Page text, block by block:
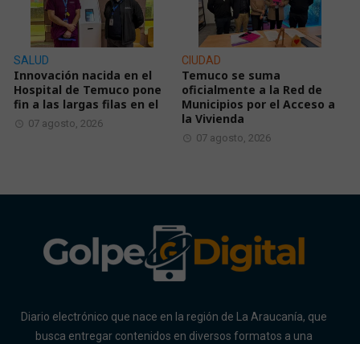
SALUD
Innovación nacida en el
Hospital de Temuco pone
fin a las largas filas en el
07 agosto, 2026
CIUDAD
Temuco se suma
oficialmente a la Red de
Municipios por el Acceso a
la Vivienda
07 agosto, 2026
Diario electrónico que nace en la región de La Araucanía, que
busca entregar contenidos en diversos formatos a una